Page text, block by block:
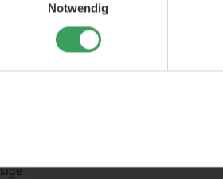
Notwendig
bei
und